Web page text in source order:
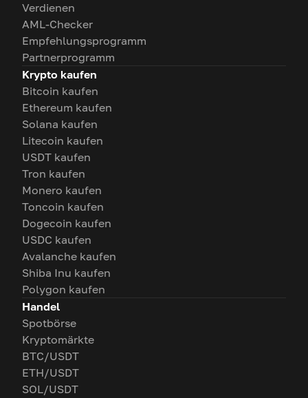
Verdienen
AML-Checker
Empfehlungsprogramm
Partnerprogramm
Krypto kaufen
Bitcoin kaufen
Ethereum kaufen
Solana kaufen
Litecoin kaufen
USDT kaufen
Tron kaufen
Monero kaufen
Toncoin kaufen
Dogecoin kaufen
USDC kaufen
Avalanche kaufen
Shiba Inu kaufen
Polygon kaufen
Handel
Spotbörse
Kryptomärkte
BTC/USDT
ETH/USDT
SOL/USDT